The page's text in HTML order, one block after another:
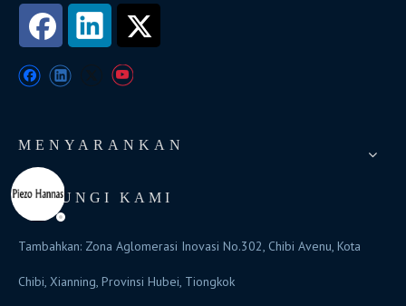
MENYARANKAN
HUBUNGI KAMI
Tambahkan: Zona Aglomerasi Inovasi No.302, Chibi Avenu, Kota
Chibi, Xianning, Provinsi Hubei, Tiongkok